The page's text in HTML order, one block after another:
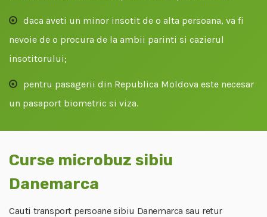
daca aveti un minor insotit de o alta persoana, va fi
nevoie de o procura de la ambii parinti si cazierul
insotitorului;
pentru pasagerii din Republica Moldova este necesar
un pasaport biometric si viza.
Curse microbuz sibiu
Danemarca
Cauti transport persoane sibiu Danemarca sau retur